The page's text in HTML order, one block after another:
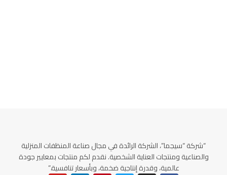
“شركة “سيجما”، الشركة الرائدة في مجال صناعة المنظفات المنزلية
والصناعية ومنتجات العناية الشخصية. نقدم لكم منتجات بمعايير جودة
عالمية، وقدرة إنتاجية ضخمة، وبأسعار تنافسية.”